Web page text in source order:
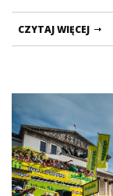
CZYTAJ WIĘCEJ